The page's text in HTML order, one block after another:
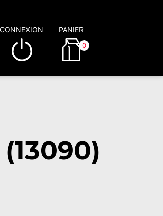
CONNEXION PANIER
0